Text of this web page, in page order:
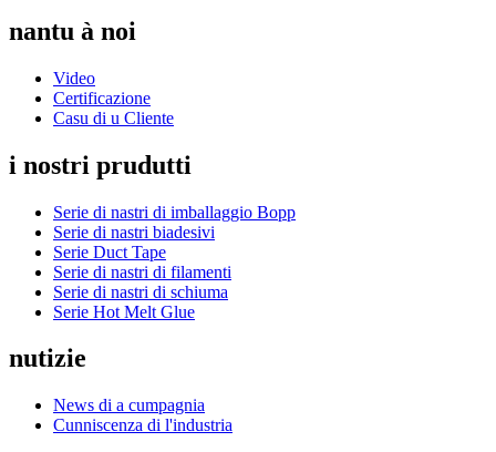
nantu à noi
Video
Certificazione
Casu di u Cliente
i nostri prudutti
Serie di nastri di imballaggio Bopp
Serie di nastri biadesivi
Serie Duct Tape
Serie di nastri di filamenti
Serie di nastri di schiuma
Serie Hot Melt Glue
nutizie
News di a cumpagnia
Cunniscenza di l'industria